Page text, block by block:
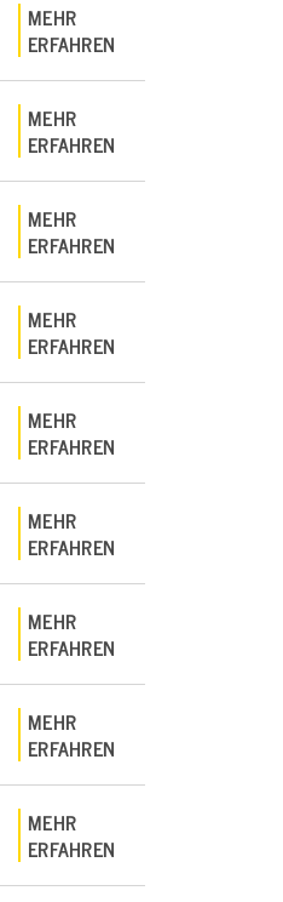
MEHR
ERFAHREN
MEHR
ERFAHREN
MEHR
ERFAHREN
MEHR
ERFAHREN
MEHR
ERFAHREN
MEHR
ERFAHREN
MEHR
ERFAHREN
MEHR
ERFAHREN
MEHR
ERFAHREN